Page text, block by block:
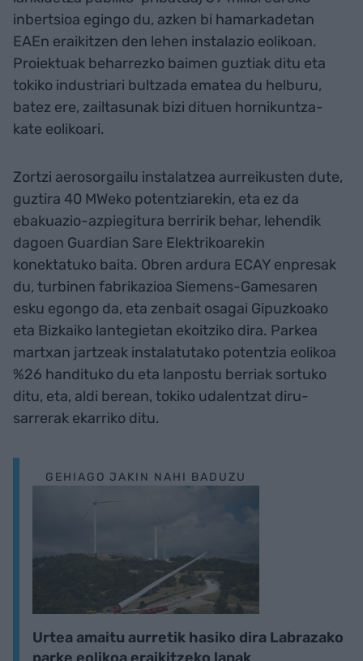
inbertsioa egingo du, azken bi hamarkadetan
EAEn eraikitzen den lehen instalazio eolikoan.
Proiektuak beharrezko baimen guztiak ditu eta
tokiko industriari bultzada ematea du helburu,
batez ere, zailtasunak bizi dituen hornikuntza-
kate eolikoari.
Zortzi aerosorgailu instalatzea aurreikusten dute,
guztira 40 MWeko potentziarekin, eta ez da
ebakuazio-azpiegitura berririk behar, lehendik
dagoen Guardian Sare Elektrikoarekin
konektatuko baita. Obren ardura ECAY enpresak
du, turbinen fabrikazioa Siemens-Gamesaren
esku egongo da, eta zenbait osagai Gipuzkoako
eta Bizkaiko lantegietan ekoitziko dira. Parkea
martxan jartzeak instalatutako potentzia eolikoa
%26 handituko du eta lanpostu berriak sortuko
ditu, eta, aldi berean, tokiko udalentzat diru-
sarrerak ekarriko ditu.
GEHIAGO JAKIN NAHI BADUZU
Urtea amaitu aurretik hasiko dira Labrazako